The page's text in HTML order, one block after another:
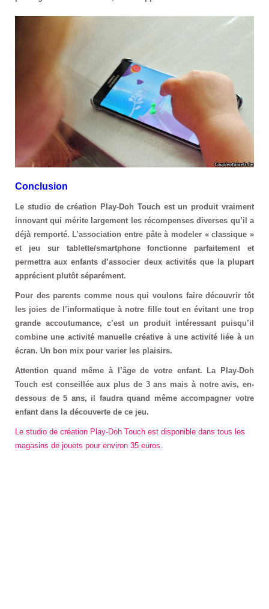
Conclusion
Le studio de création Play-Doh Touch est un produit vraiment
innovant qui mérite largement les récompenses diverses qu’il a
déjà remporté. L’association entre pâte à modeler « classique »
et jeu sur tablette/smartphone fonctionne parfaitement et
permettra aux enfants d’associer deux activités que la plupart
apprécient plutôt séparément.
Pour des parents comme nous qui voulons faire découvrir tôt
les joies de l’informatique à notre fille tout en évitant une trop
grande accoutumance, c’est un produit intéressant puisqu’il
combine une activité manuelle créative à une activité liée à un
écran. Un bon mix pour varier les plaisirs.
Attention quand même à l’âge de votre enfant. La Play-Doh
Touch est conseillée aux plus de 3 ans mais à notre avis, en-
dessous de 5 ans, il faudra quand même accompagner votre
enfant dans la découverte de ce jeu.
Le studio de création Play-Doh Touch est disponible dans tous les
magasins de jouets pour environ 35 euros.